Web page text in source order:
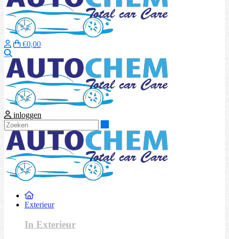
€0,00
inloggen
Exterieur
In Exterieur